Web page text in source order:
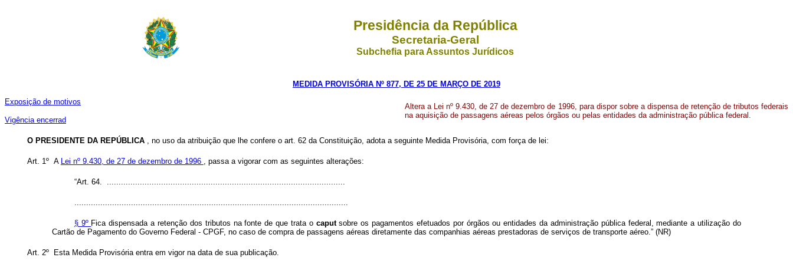
Presidência da República
Secretaria-Geral
Subchefia para Assuntos Jurídicos
MEDIDA PROVISÓRIA Nº 877, DE 25 DE MARÇO DE 2019
Exposição de motivos
Vigência encerrad
Altera a Lei nº 9.430, de 27 de dezembro de 1996, para dispor sobre a dispensa de retenção de tributos federais
na aquisição de passagens aéreas pelos órgãos ou pelas entidades da administração pública federal.
O PRESIDENTE DA REPÚBLICA , no uso da atribuição que lhe confere o art. 62 da Constituição, adota a seguinte Medida Provisória, com força de lei:
Art. 1º A Lei nº 9.430, de 27 de dezembro de 1996 , passa a vigorar com as seguintes alterações:
“Art. 64. .....................................................................................................
....................................................................................................................
§ 9º Fica dispensada a retenção dos tributos na fonte de que trata o caputsobre os pagamentos efetuados por órgãos ou entidades da administração pública federal, mediante a utilização do
Cartão de Pagamento do Governo Federal - CPGF, no caso de compra de passagens aéreas diretamente das companhias aéreas prestadoras de serviços de transporte aéreo.” (NR)
Art. 2º Esta Medida Provisória entra em vigor na data de sua publicação.